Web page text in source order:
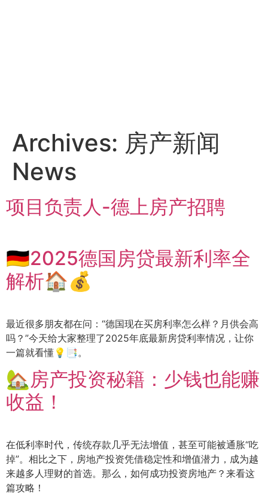
Archives: 房产新闻
News
项目负责人-德上房产招聘
🇩🇪2025德国房贷最新利率全
解析🏠💰
最近很多朋友都在问：“德国现在买房利率怎么样？月供会高
吗？”今天给大家整理了2025年底最新房贷利率情况，让你
一篇就看懂💡📑。
🏡房产投资秘籍：少钱也能赚
收益！
在低利率时代，传统存款几乎无法增值，甚至可能被通胀“吃
掉”。相比之下，房地产投资凭借稳定性和增值潜力，成为越
来越多人理财的首选。那么，如何成功投资房地产？来看这
篇攻略！